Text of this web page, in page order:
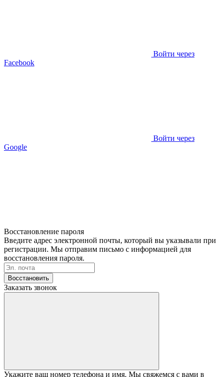
Войти через
Facebook
Войти через
Google
Восстановление пароля
Введите адрес электронной почты, который вы указывали при
регистрации. Мы отправим письмо с информацией для
восстановления пароля.
Восстановить
Заказать звонок
Укажите ваш номер телефона и имя. Мы свяжемся с вами в